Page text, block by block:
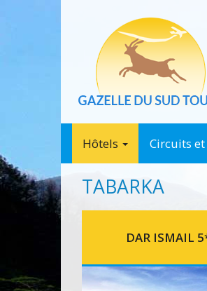
Hôtels Circuits
TABARKA
DAR ISMAIL